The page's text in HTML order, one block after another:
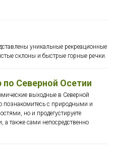
уникальные рекреационные
склоны и быстрые горные речки.
по Северной Осетии
выходные в Северной
познакомитесь с природными и
но и продегустируете
а также сами непосредственно